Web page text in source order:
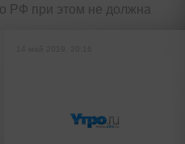
РФ при этом не должна